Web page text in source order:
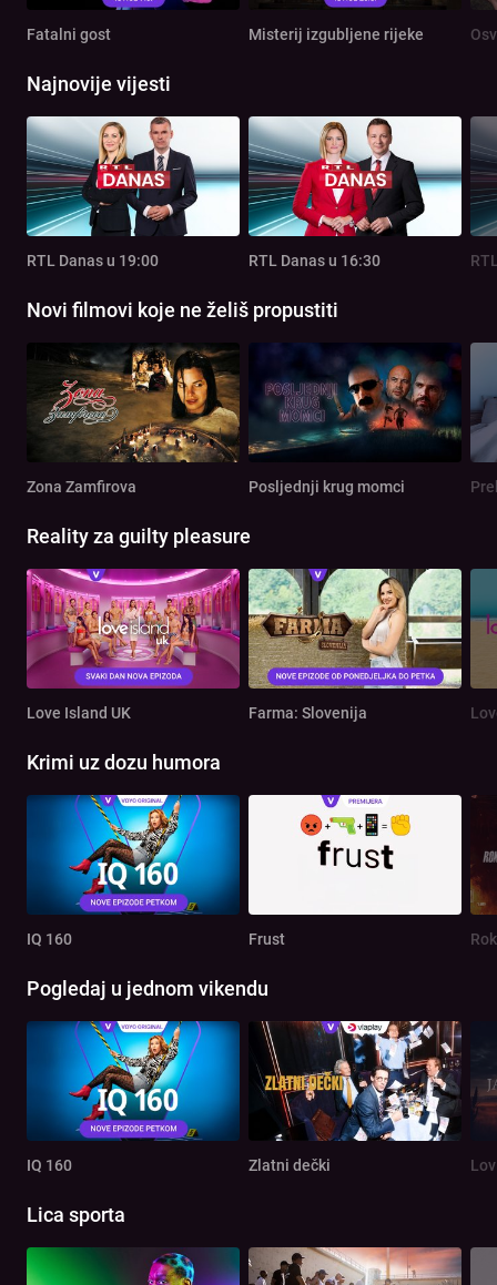
Fatalni gost Misterij izgubljene rijeke
Najnovije vijesti
RTL Danas u 19:00 RTL Danas u 16:30
Novi filmovi koje ne želiš propustiti
Zona Zamfirova Posljednji krug momci
Reality za guilty pleasure
Love Island UK Farma: Slovenija
Krimi uz dozu humora
IQ 160 Frust
Pogledaj u jednom vikendu
IQ 160 Zlatni dečki
Lica sporta